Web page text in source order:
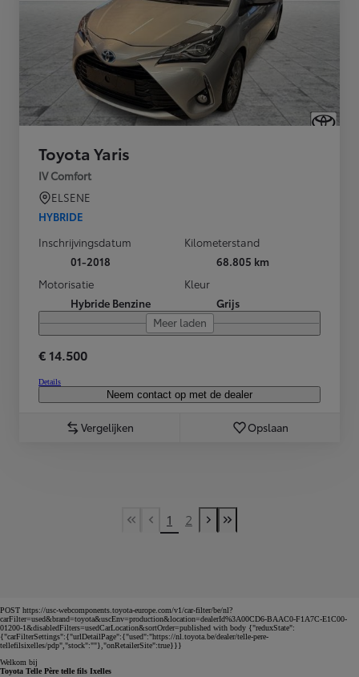
Toyota Yaris
IV Comfort
ELSENE
HYBRIDE
Inschrijvingsdatum
01-2018
Kilometerstand
68.805 km
Motorisatie
Hybride Benzine
Kleur
Grijs
Meer laden
€ 14.500
Details
Neem contact op met de dealer
Vergelijken Opslaan
First Page
Previous page
1 2
Next page
Last Page
POST https://usc-webcomponents.toyota-europe.com/v1/car-filter/be/nl?
carFilter=used&brand=toyota&uscEnv=production&location=dealerId%3A00CD6-BAAC0-F1A7C-E1C00-
01200-1&disabledFilters=usedCarLocation&sortOrder=published with body {"reduxState":
{"carFilterSettings":{"urlDetailPage":{"used":"https://nl.toyota.be/dealer/telle-pere-
tellefilsixelles/pdp","stock":""},"onRetailerSite":true}}}
Welkom bij
Toyota Telle Père telle fils Ixelles